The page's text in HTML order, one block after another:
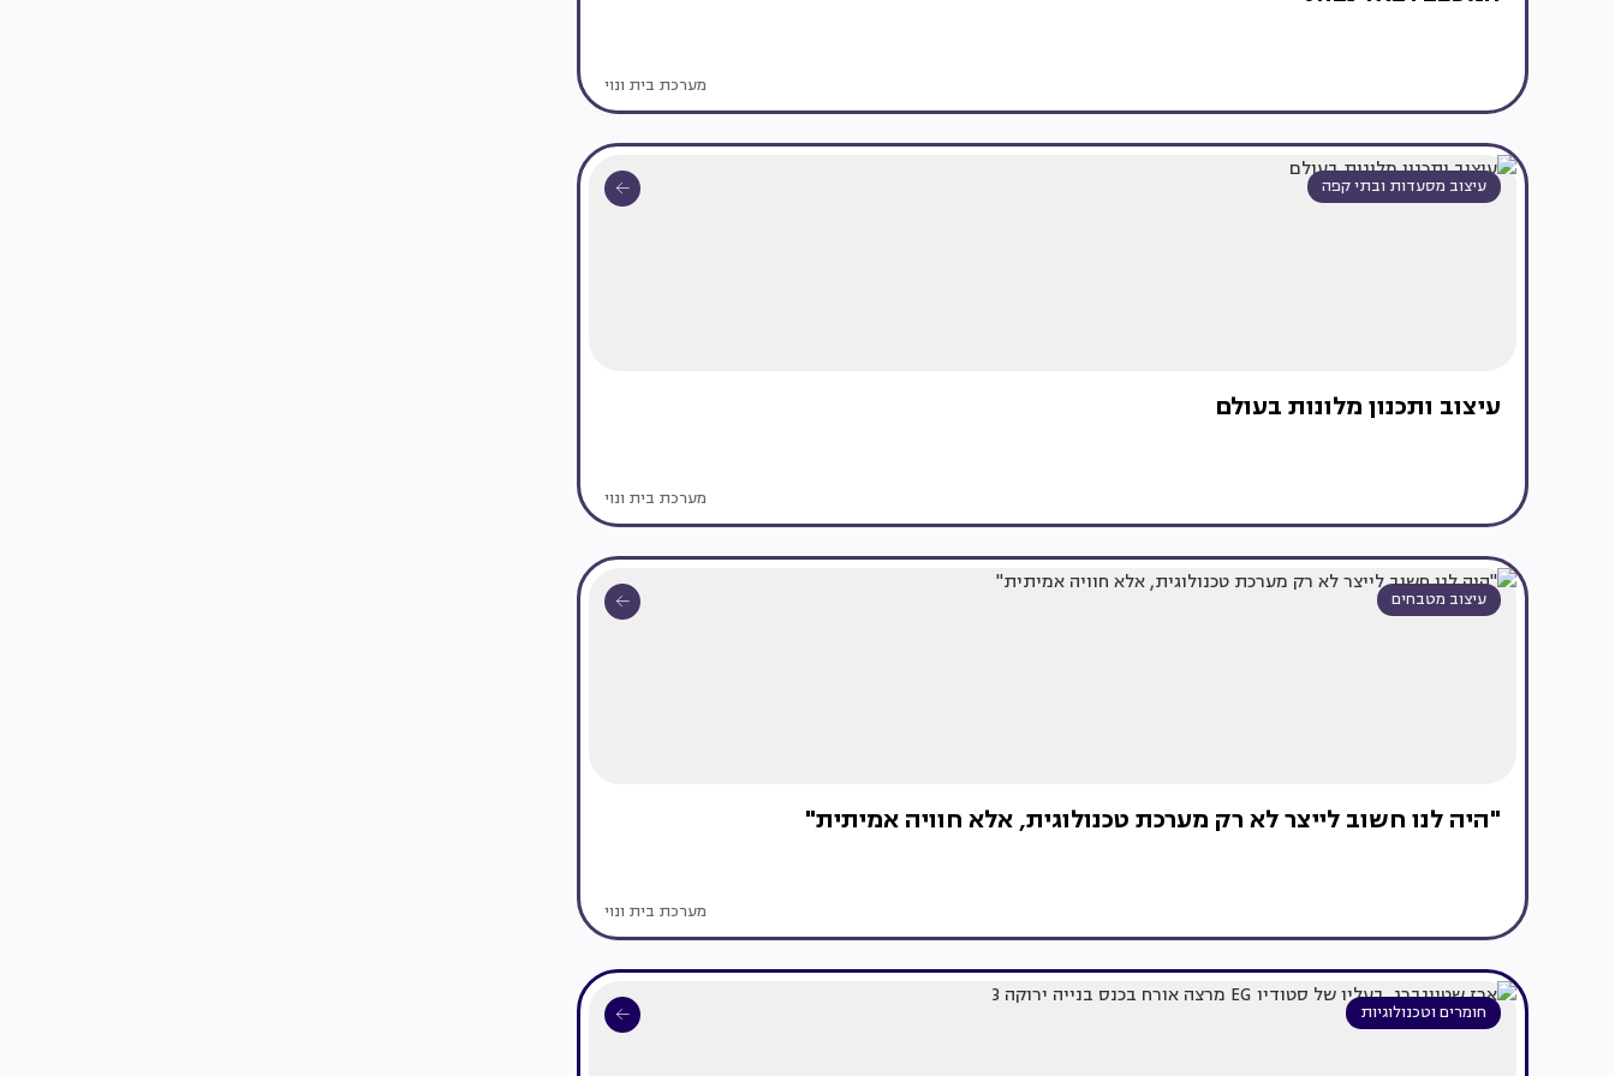
מערכת בית ונוי
עיצוב מסעדות ובתי קפה
עיצוב ותכנון מלונות בעולם
מערכת בית ונוי
עיצוב מטבחים
"היה לנו חשוב לייצר לא רק מערכת טכנולוגית, אלא חוויה אמיתית"
מערכת בית ונוי
חומרים וטכנולוגיות